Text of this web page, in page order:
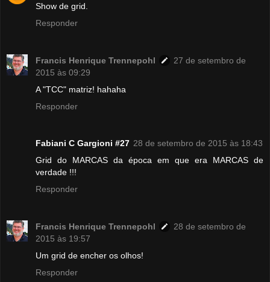
Show de grid.
Responder
Francis Henrique Trennepohl
27 de setembro de
2015 às 09:29
A "TCC" matriz! hahaha
Responder
Fabiani C Gargioni #27 28 de setembro de 2015 às 18:43
Grid do MARCAS da época em que era MARCAS de
verdade !!!
Responder
Francis Henrique Trennepohl
28 de setembro de
2015 às 19:57
Um grid de encher os olhos!
Responder